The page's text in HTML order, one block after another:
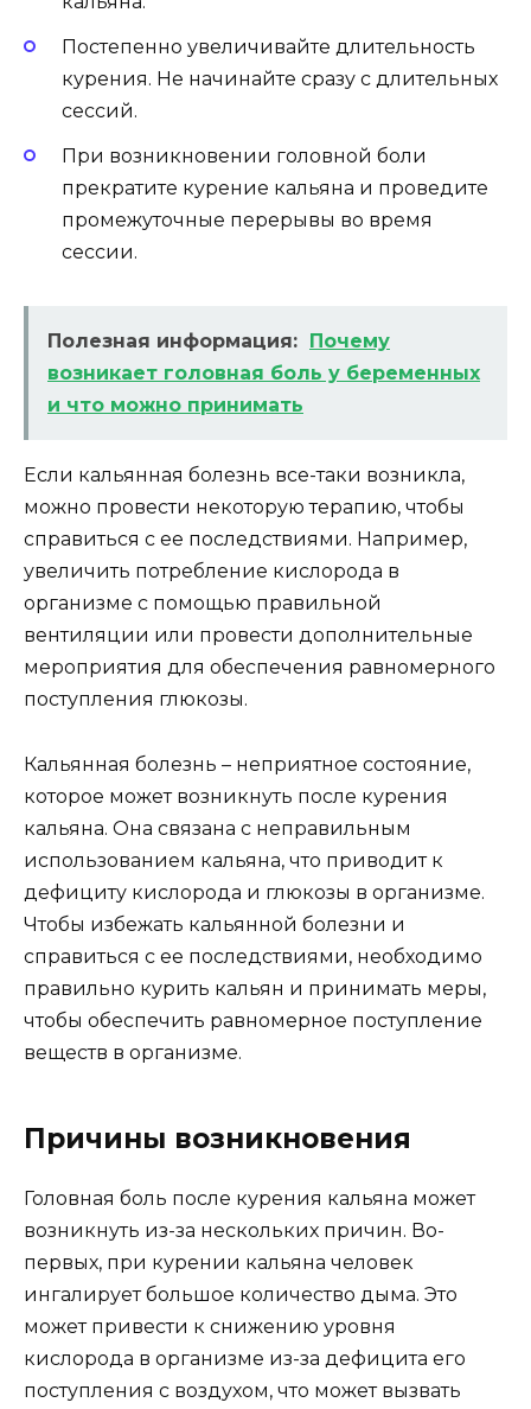
Постепенно увеличивайте длительность
курения. Не начинайте сразу с длительных
сессий.
При возникновении головной боли
прекратите курение кальяна и проведите
промежуточные перерывы во время
сессии.
Полезная информация:
Почему
возникает головная боль у беременных
и что можно принимать
Если кальянная болезнь все-таки возникла,
можно провести некоторую терапию, чтобы
справиться с ее последствиями. Например,
увеличить потребление кислорода в
организме с помощью правильной
вентиляции или провести дополнительные
мероприятия для обеспечения равномерного
поступления глюкозы.
Кальянная болезнь – неприятное состояние,
которое может возникнуть после курения
кальяна. Она связана с неправильным
использованием кальяна, что приводит к
дефициту кислорода и глюкозы в организме.
Чтобы избежать кальянной болезни и
справиться с ее последствиями, необходимо
правильно курить кальян и принимать меры,
чтобы обеспечить равномерное поступление
веществ в организме.
Причины возникновения
Головная боль после курения кальяна может
возникнуть из-за нескольких причин. Во-
первых, при курении кальяна человек
ингалирует большое количество дыма. Это
может привести к снижению уровня
кислорода в организме из-за дефицита его
поступления с воздухом, что может вызвать